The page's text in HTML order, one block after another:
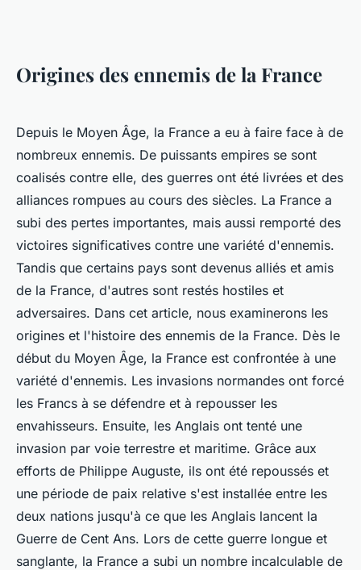
Origines des ennemis de la France
Depuis le Moyen Âge, la France a eu à faire face à de
nombreux ennemis. De puissants empires se sont
coalisés contre elle, des guerres ont été livrées et des
alliances rompues au cours des siècles. La France a
subi des pertes importantes, mais aussi remporté des
victoires significatives contre une variété d'ennemis.
Tandis que certains pays sont devenus alliés et amis
de la France, d'autres sont restés hostiles et
adversaires. Dans cet article, nous examinerons les
origines et l'histoire des ennemis de la France. Dès le
début du Moyen Âge, la France est confrontée à une
variété d'ennemis. Les invasions normandes ont forcé
les Francs à se défendre et à repousser les
envahisseurs. Ensuite, les Anglais ont tenté une
invasion par voie terrestre et maritime. Grâce aux
efforts de Philippe Auguste, ils ont été repoussés et
une période de paix relative s'est installée entre les
deux nations jusqu'à ce que les Anglais lancent la
Guerre de Cent Ans. Lors de cette guerre longue et
sanglante, la France a subi un nombre incalculable de